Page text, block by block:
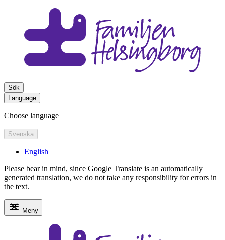
Sök
Language
Choose language
Svenska
English
Please bear in mind, since Google Translate is an automatically
generated translation, we do not take any responsibility for errors in
the text.
Meny